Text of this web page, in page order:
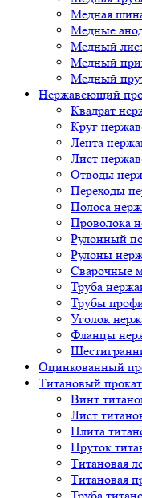
Медная
Медные
Медный
Медный
Медный
Нержавеющий
Квадрат
Круг
Лента
Лист
Отводы
Переходы
Полоса
Проволока
Рулонный
Рулоны
Сварочные
Труба
Трубы
Уголок
Фланцы
Оцинкованный
Титановый прокат
Винт
Лист
Плита
Пруток
Титановая
Титановая
Труба